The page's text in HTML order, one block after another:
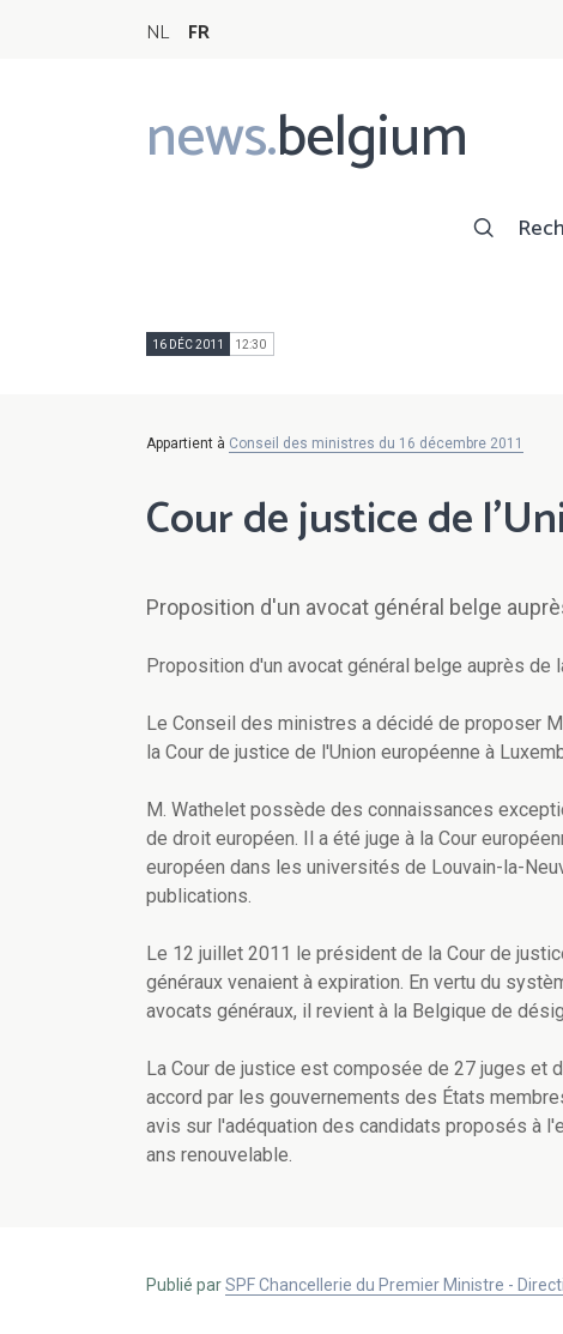
NL FR
news.belgium
Main
navigation
16 DÉC 2011 12:30
Appartient à Conseil des ministres du 16 décembre 2011
Cour de justice de
Proposition d'un avocat général belge
Proposition d'un avocat général belge auprès de
Le Conseil des ministres a décidé de proposer
la Cour de justice de l'Union européenne à
M. Wathelet possède des connaissances
de droit européen. Il a été juge à la Cour
européen dans les universités de Louvain-la-
publications.
Le 12 juillet 2011 le président de la Cour de
généraux venaient à expiration. En vertu du
avocats généraux, il revient à la Belgique de
La Cour de justice est composée de 27 juges et
accord par les gouvernements des États
avis sur l'adéquation des candidats proposés à
ans renouvelable.
Publié parSPF Chancellerie du Premier Ministre -